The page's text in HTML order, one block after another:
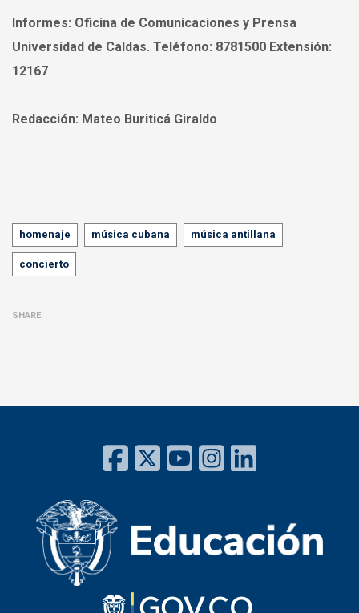
Informes: Oficina de Comunicaciones y Prensa
Universidad de Caldas. Teléfono: 8781500 Extensión:
12167
Redacción: Mateo Buriticá Giraldo
Tags
homenaje música cubana música antillana
concierto
SHARE